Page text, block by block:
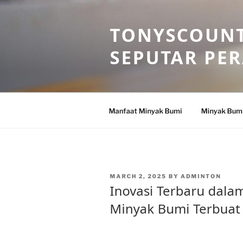
Skip
SEPUTAR
Manfaat Minyak Bumi Minyak
POSTED
MARCH 2, 2025 BY ADMINTON
Inovasi Terbaru
Minyak Bumi